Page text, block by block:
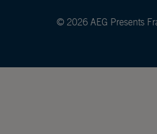
© 2026 AEG Presents